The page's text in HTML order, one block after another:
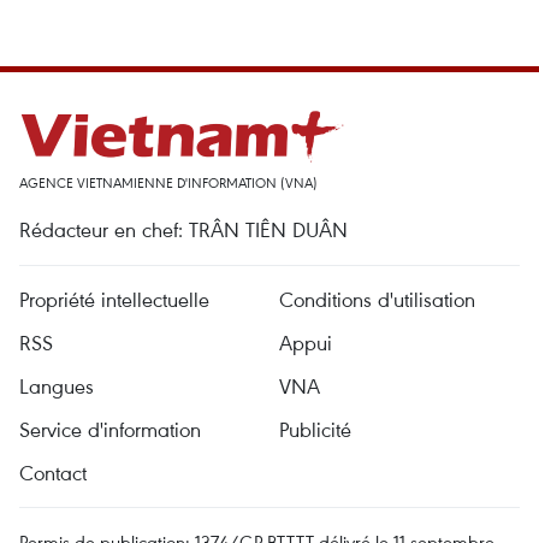
AGENCE VIETNAMIENNE D'INFORMATION (VNA)
Rédacteur en chef: TRÂN TIÊN DUÂN
Propriété intellectuelle
Conditions d'utilisation
RSS
Appui
Langues
VNA
Service d'information
Publicité
Contact